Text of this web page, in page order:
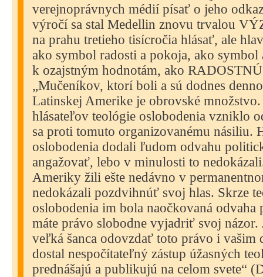
verejnoprávnych médií písať o jeho
výročí sa stal Medellin znovu trvalou
na prahu tretieho tisícročia hlásať, ale
ako symbol radosti a pokoja, ako symbol
k ozajstným hodnotám, ako
„Mučeníkov, ktorí boli a sú dodnes
Latinskej Amerike je obrovské množstvo.
hlásateľov teológie oslobodenia vzniklo
sa proti tomuto organizovanému násiliu.
oslobodenia dodali ľudom odvahu
angažovať, lebo v minulosti to
Ameriky žili ešte nedávno v
nedokázali pozdvihnúť svoj hlas. Skrze
oslobodenia im bola naočkovaná
máte právo slobodne vyjadriť svoj názor.
veľká šanca odovzdať toto právo i vašim
dostal nespočítateľný zástup úžasných
prednášajú a publikujú na celom svete“